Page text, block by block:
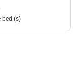
bed (s)